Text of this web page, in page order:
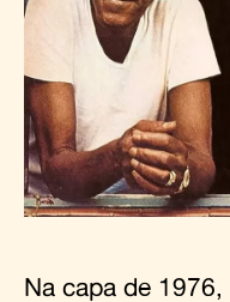
Na capa de 1976,